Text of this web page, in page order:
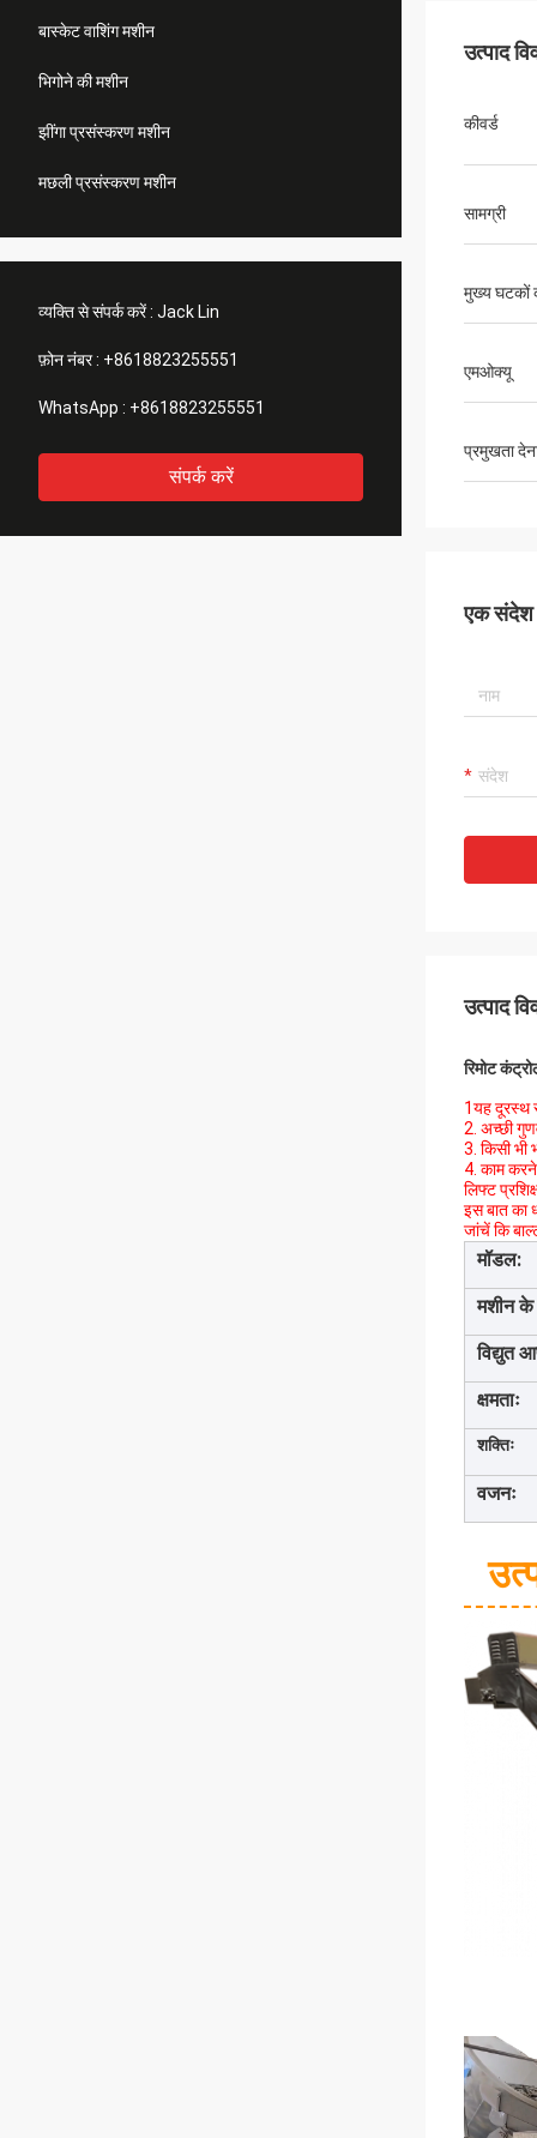
बास्केट वाशिंग मशीन
भिगोने की मशीन
झींगा प्रसंस्करण मशीन
मछली प्रसंस्करण मशीन
व्यक्ति से संपर्क करें : Jack Lin
फ़ोन नंबर : +8618823255551
WhatsApp : +8618823255551
संपर्क करें
उत्पाद
कीवर्ड
सामग्री
मुख्य घटकों
एमओक्यू
प्रमुखता
एक संदेश
उत्पाद
रिमोट
1यह दूरस्थ
2. अच्छी
3. किसी
4. काम
लिफ्ट
इस बात का
जांचें कि
मॉडल:
मशीन
विद्युत
क्षमताः
शक्तिः
वजनः